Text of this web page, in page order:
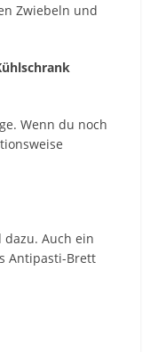
Zwiebeln und
Wenn du noch
Auch ein
Antipasti-Brett